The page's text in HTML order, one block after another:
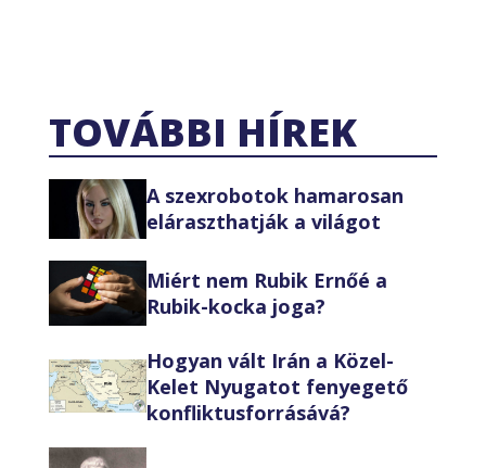
TOVÁBBI HÍREK
A szexrobotok hamarosan
eláraszthatják a világot
Miért nem Rubik Ernőé a
Rubik-kocka joga?
Hogyan vált Irán a Közel-
Kelet Nyugatot fenyegető
konfliktusforrásává?